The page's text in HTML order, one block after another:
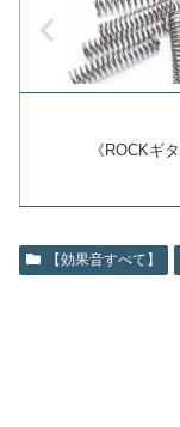
《ROCKギ
【効果音すべて】